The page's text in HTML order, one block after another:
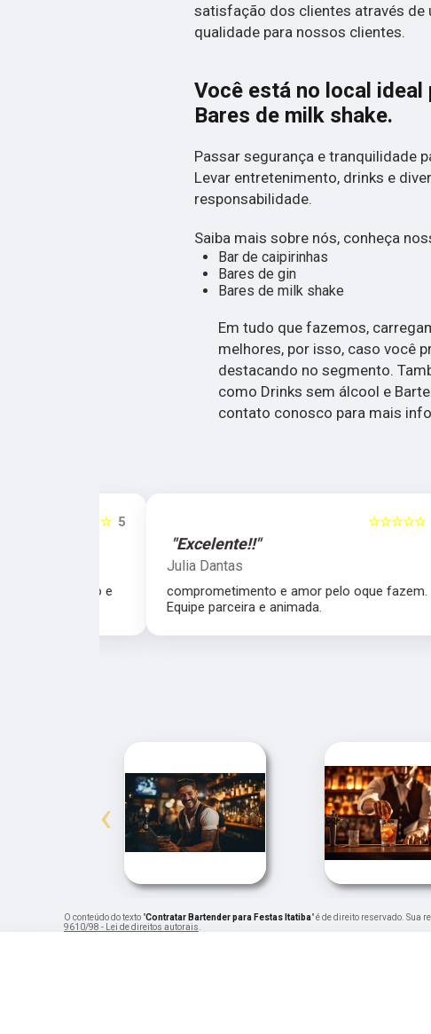
satisfação dos clientes através de
qualidade para nossos clientes.
Você está no local ideal
Bares de milk shake.
Passar segurança e tranquilidade
Levar entretenimento, drinks e
responsabilidade.
Saiba mais sobre nós, conheça
Bar de caipirinhas
Bares de gin
Bares de milk shake
Em tudo que fazemos,
melhores, por isso, caso você
destacando no segmento.
como Drinks sem álcool e
contato conosco para mais
5
☆☆☆☆☆
"Excelente!!"
Julia Dantas
comprometimento e amor pelo oque fazem.
Equipe parceira e animada.
‹
O conteúdo do texto "Contratar Bartender para Festas Itatiba" é de direito reservado. Sua
9610/98 - Lei de direitos autorais